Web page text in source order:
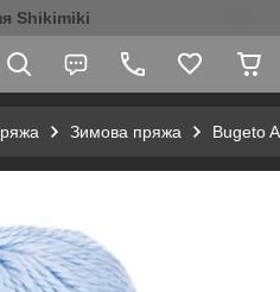
Shikimiki
Зимова пряжа Bugeto